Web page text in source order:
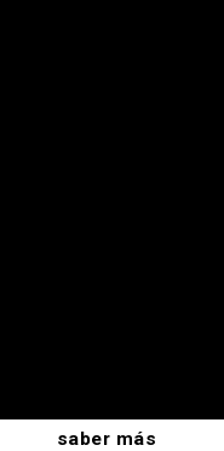
saber más